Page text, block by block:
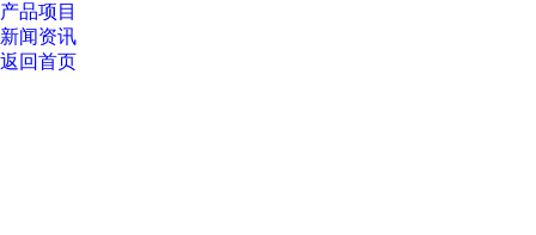
产品项目
新闻资讯
返回首页